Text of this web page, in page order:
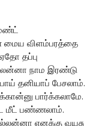
மைய விளம்பரத்தை
தப்பு
நாம இரண்டு
தனியாப் பேசலாம்.
பார்க்கலாமே.
மீட் பண்ணலாம்.